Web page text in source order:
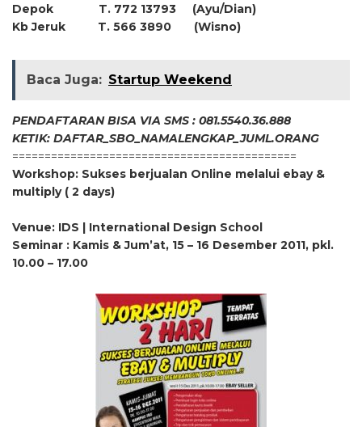
Depok T. 772 13793 (Ayu/Dian)
Kb Jeruk T. 566 3890 (Wisno)
Baca Juga: Startup Weekend
PENDAFTARAN BISA VIA SMS : 081.5540.36.888
KETIK: DAFTAR_SBO_NAMALENGKAP_JUML.ORANG
============================================
Workshop: Sukses berjualan Online melalui ebay &
multiply ( 2 days)
Venue: IDS | International Design School
Seminar : Kamis & Jum’at, 15 – 16 Desember 2011, pkl.
10.00 – 17.00